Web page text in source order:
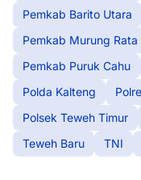
Pemkab Barito Utara
Pemkab Murung Rata
Pemkab Puruk Cahu
Polda Kalteng
Polsek Teweh Timur
Teweh Baru
TNI